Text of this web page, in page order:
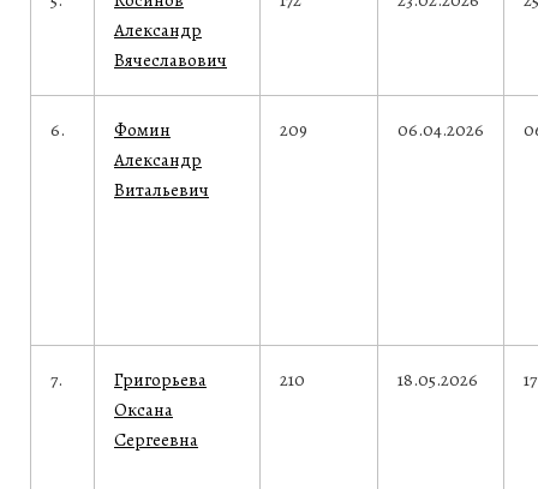
Александр
Вячеславович
6.
Фомин
Александр
Витальевич
209 06.04.2026
7.
Григорьева
Оксана
Сергеевна
210 18.05.2026